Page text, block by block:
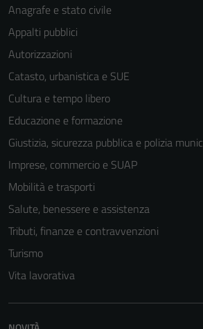
Anagrafe e stato civile
Appalti pubblici
Autorizzazioni
Catasto, urbanistica e SUE
Cultura e tempo libero
Educazione e formazione
Giustizia, sicurezza pubblica e polizia
Imprese, commercio e SUAP
Mobilità e trasporti
Salute, benessere e assistenza
Tributi, finanze e contravvenzioni
Turismo
Vita lavorativa